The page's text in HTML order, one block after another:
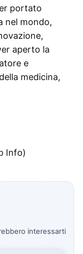
portato
nel mondo,
aperto la
e
medicina,
Info)
interessarti